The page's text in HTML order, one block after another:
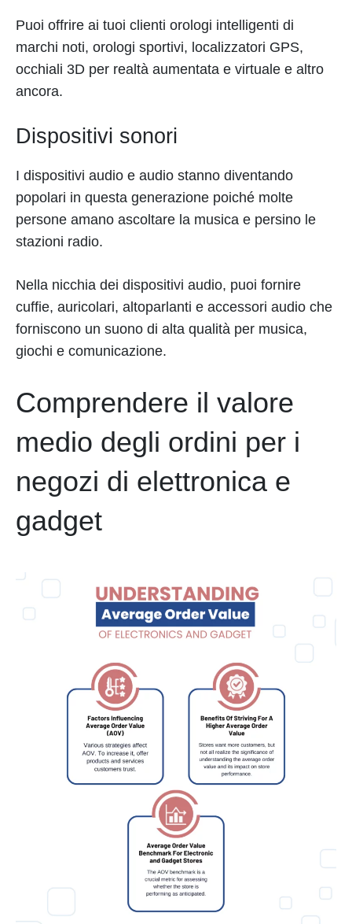
Puoi offrire ai tuoi clienti orologi intelligenti di
marchi noti, orologi sportivi, localizzatori GPS,
occhiali 3D per realtà aumentata e virtuale e altro
ancora.
Dispositivi sonori
I dispositivi audio e audio stanno diventando
popolari in questa generazione poiché molte
persone amano ascoltare la musica e persino le
stazioni radio.
Nella nicchia dei dispositivi audio, puoi fornire
cuffie, auricolari, altoparlanti e accessori audio che
forniscono un suono di alta qualità per musica,
giochi e comunicazione.
Comprendere il valore
medio degli ordini per i
negozi di elettronica e
gadget